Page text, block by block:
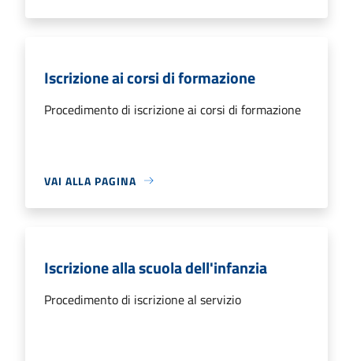
Iscrizione ai corsi di formazione
Procedimento di iscrizione ai corsi di formazione
VAI ALLA PAGINA
Iscrizione alla scuola dell'infanzia
Procedimento di iscrizione al servizio